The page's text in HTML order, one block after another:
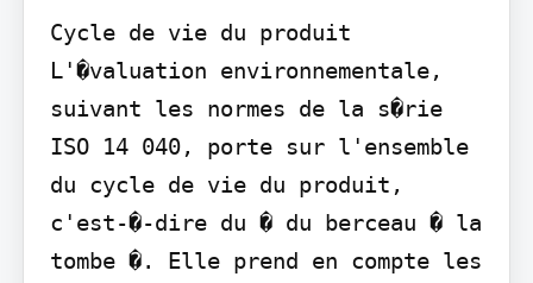
Cycle de vie du produit
L'�valuation environnementale,
suivant les normes de la s�rie
ISO 14 040, porte sur l'ensemble
du cycle de vie du produit,
c'est-�-dire du � du berceau � la
tombe �. Elle prend en compte les